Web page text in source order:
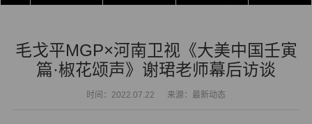
毛戈平MGP×河南卫视《大美中国壬寅
篇·椒花颂声》谢珺老师幕后访谈
时间：2022.07.22 来源：最新动态